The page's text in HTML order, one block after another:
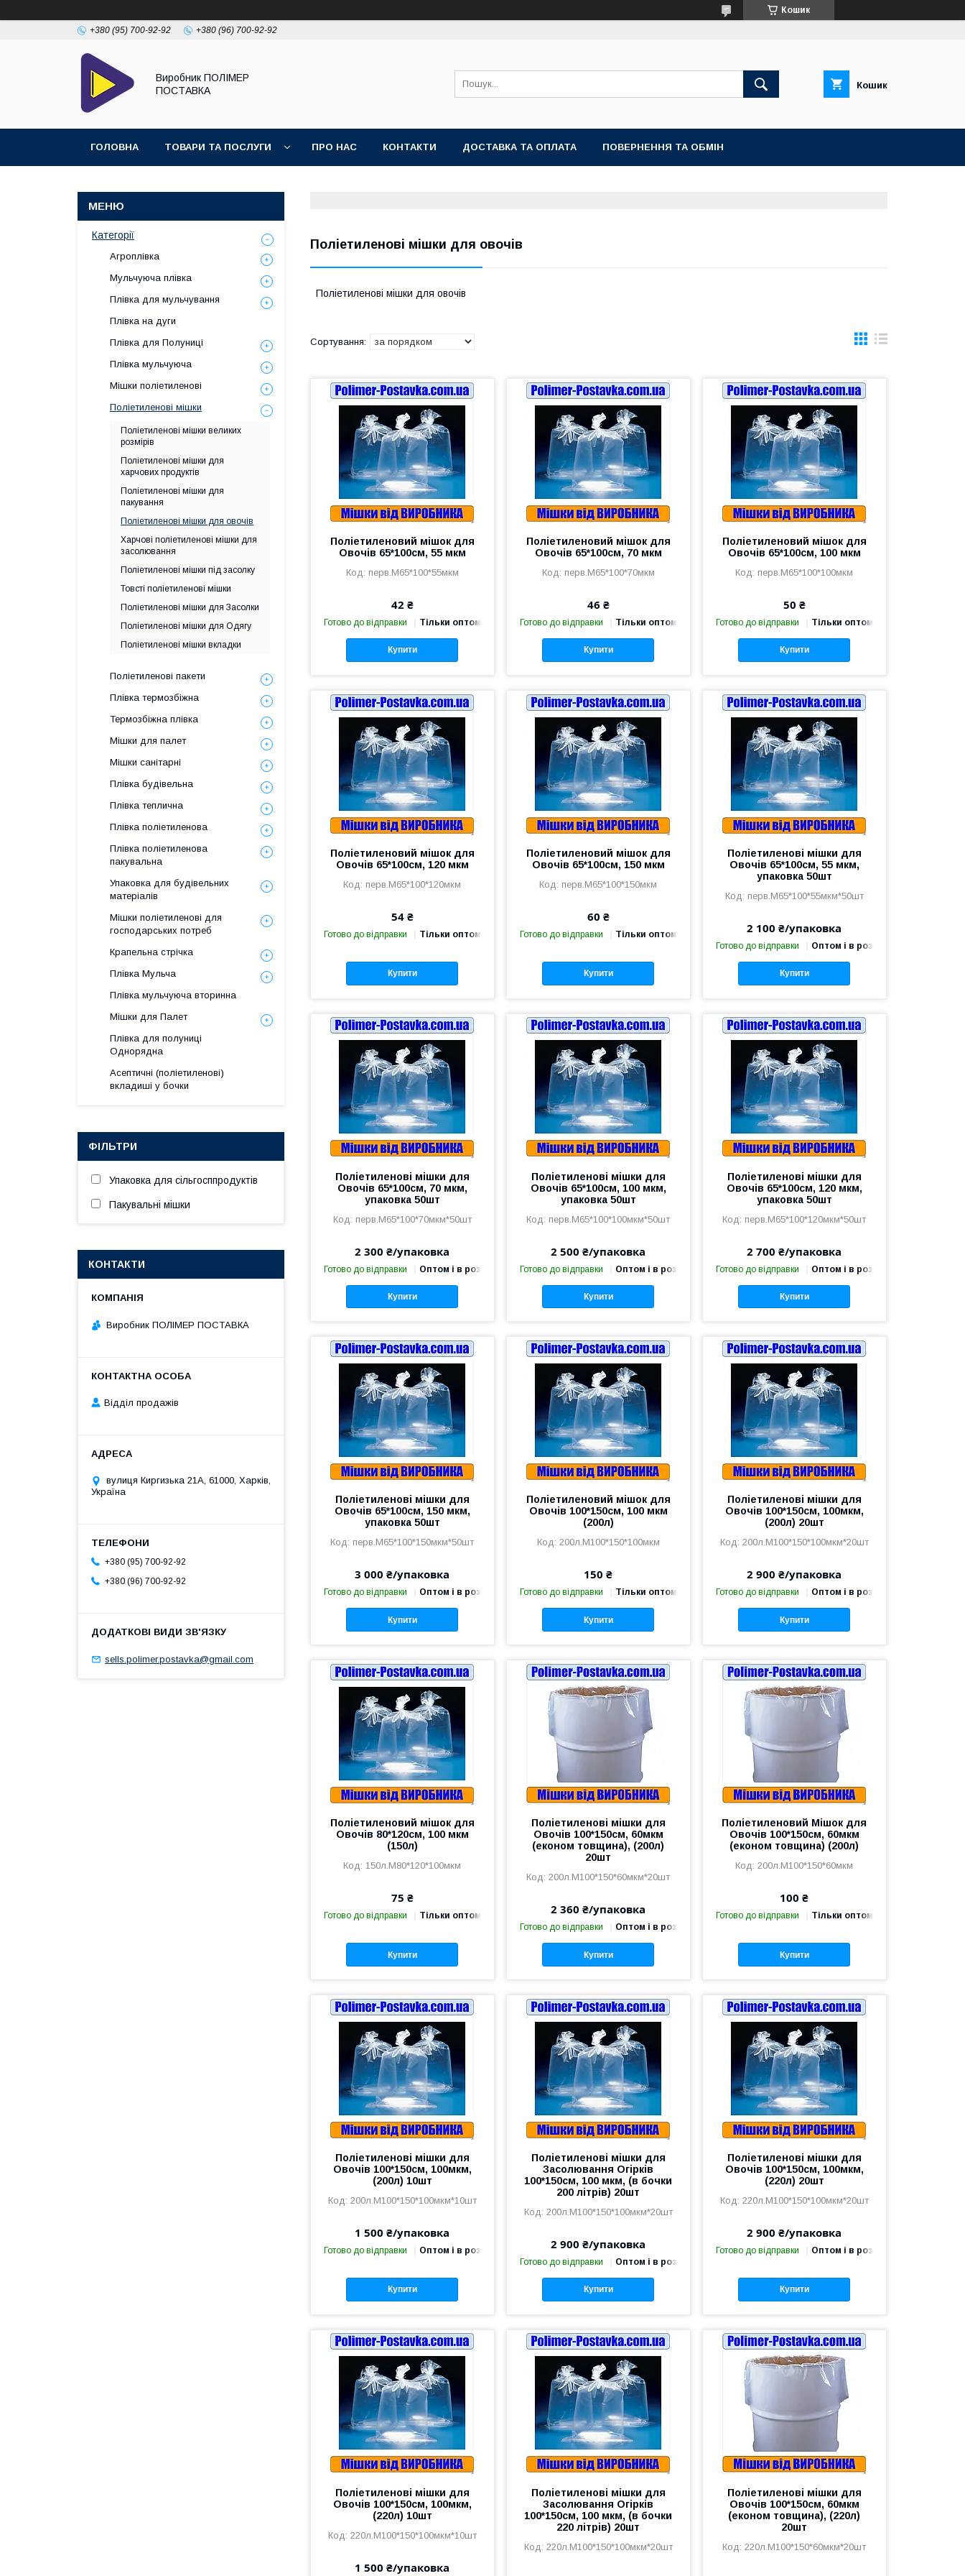
Кошик
+380 (95) 700-92-92 +380 (96) 700-92-92
Виробник ПОЛІМЕР
ПОСТАВКА
Кошик
ГОЛОВНА ТОВАРИ ТА ПОСЛУГИ ПРО НАС КОНТАКТИ ДОСТАВКА ТА ОПЛАТА ПОВЕРНЕННЯ ТА ОБМІН
Поліетиленові мішки для овочів
Поліетиленові мішки для овочів
Поліетиленовий мішок для
Овочів 65*100см, 55 мкм
перв.М65*100*55мкм
42 ₴
Готово до відправки Тільки оптом
Купити
Поліетиленовий мішок для
Овочів 65*100см, 70 мкм
перв.М65*100*70мкм
46 ₴
Готово до відправки Тільки оптом
Купити
Поліетиленовий мішок для
Овочів 65*100см, 100 мкм
перв.М65*100*100мкм
50 ₴
Готово до відправки Тільки оптом
Купити
Поліетиленовий мішок для
Овочів 65*100см, 120 мкм
перв.М65*100*120мкм
54 ₴
Готово до відправки Тільки оптом
Купити
Поліетиленовий мішок для
Овочів 65*100см, 150 мкм
перв.М65*100*150мкм
60 ₴
Готово до відправки Тільки оптом
Купити
Поліетиленові мішки для
Овочів 65*100см, 55 мкм,
упаковка 50шт
перв.М65*100*55мкм*50шт
2 100 ₴/упаковка
Готово до відправки Оптом і в роздріб
Купити
Поліетиленові мішки для
Овочів 65*100см, 70 мкм,
упаковка 50шт
перв.М65*100*70мкм*50шт
2 300 ₴/упаковка
Готово до відправки Оптом і в роздріб
Купити
Поліетиленові мішки для
Овочів 65*100см, 100 мкм,
упаковка 50шт
перв.М65*100*100мкм*50шт
2 500 ₴/упаковка
Готово до відправки Оптом і в роздріб
Купити
Поліетиленові мішки для
Овочів 65*100см, 120 мкм,
упаковка 50шт
перв.М65*100*120мкм*50шт
2 700 ₴/упаковка
Готово до відправки Оптом і в роздріб
Купити
Поліетиленові мішки для
Овочів 65*100см, 150 мкм,
упаковка 50шт
перв.М65*100*150мкм*50шт
3 000 ₴/упаковка
Готово до відправки Оптом і в роздріб
Купити
Поліетиленовий мішок для
Овочів 100*150см, 100 мкм
(200л)
200л.М100*150*100мкм
150 ₴
Готово до відправки Тільки оптом
Купити
Поліетиленові мішки для
Овочів 100*150см, 100мкм,
(200л) 20шт
200л.М100*150*100мкм*20шт
2 900 ₴/упаковка
Готово до відправки Оптом і в роздріб
Купити
Поліетиленовий мішок для
Овочів 80*120см, 100 мкм
(150л)
150л.М80*120*100мкм
75 ₴
Готово до відправки Тільки оптом
Купити
Поліетиленові мішки для
Овочів 100*150см, 60мкм
(економ товщина), (200л)
20шт
200л.М100*150*60мкм*20шт
2 360 ₴/упаковка
Готово до відправки Оптом і в роздріб
Купити
Поліетиленовий Мішок для
Овочів 100*150см, 60мкм
(економ товщина) (200л)
200л.М100*150*60мкм
100 ₴
Готово до відправки Тільки оптом
Купити
Поліетиленові мішки для
Овочів 100*150см, 100мкм,
(200л) 10шт
200л.М100*150*100мкм*10шт
1 500 ₴/упаковка
Готово до відправки Оптом і в роздріб
Купити
Поліетиленові мішки для
Засолювання Огірків
100*150см, 100 мкм, (в бочки
200 літрів) 20шт
200л.М100*150*100мкм*20шт
2 900 ₴/упаковка
Готово до відправки Оптом і в роздріб
Купити
Поліетиленові мішки для
Овочів 100*150см, 100мкм,
(220л) 20шт
220л.М100*150*100мкм*20шт
2 900 ₴/упаковка
Готово до відправки Оптом і в роздріб
Купити
Поліетиленові мішки для
Овочів 100*150см, 100мкм,
(220л) 10шт
220л.М100*150*100мкм*10шт
1 500 ₴/упаковка
Поліетиленові мішки для
Засолювання Огірків
100*150см, 100 мкм, (в бочки
220 літрів) 20шт
220л.М100*150*100мкм*20шт
Поліетиленові мішки для
Овочів 100*150см, 60мкм
(економ товщина), (220л)
20шт
220л.М100*150*60мкм*20шт
Категорії
Агроплівка
Мульчуюча плівка
Плівка для мульчування
Плівка на дуги
Плівка для Полуниці
Плівка мульчуюча
Мішки поліетиленові
Поліетиленові мішки
Поліетиленові мішки великих
розмірів
Поліетиленові мішки для
харчових продуктів
Поліетиленові мішки для
пакування
Поліетиленові мішки для овочів
Харчові поліетиленові мішки для
засолювання
Поліетиленові мішки під засолку
Товсті поліетиленові мішки
Поліетиленові мішки для Засолки
Поліетиленові мішки для Одягу
Поліетиленові мішки вкладки
Поліетиленові пакети
Плівка термозбіжна
Термозбіжна плівка
Мішки для палет
Мішки санітарні
Плівка будівельна
Плівка теплична
Плівка поліетиленова
Плівка поліетиленова
пакувальна
Упаковка для будівельних
матеріалів
Мішки поліетиленові для
господарських потреб
Крапельна стрічка
Плівка Мульча
Плівка мульчуюча вторинна
Мішки для Палет
Плівка для полуниці
Однорядна
Асептичні (поліетиленові)
вкладиші у бочки
ФІЛЬТРИ
Упаковка для сільгосппродуктів
Пакувальні мішки
КОНТАКТИ
Виробник ПОЛІМЕР ПОСТАВКА
Відділ продажів
вулиця Киргизька 21А, 61000, Харків,
Україна
+380 (95) 700-92-92
+380 (96) 700-92-92
sells.polimer.postavka@gmail.com